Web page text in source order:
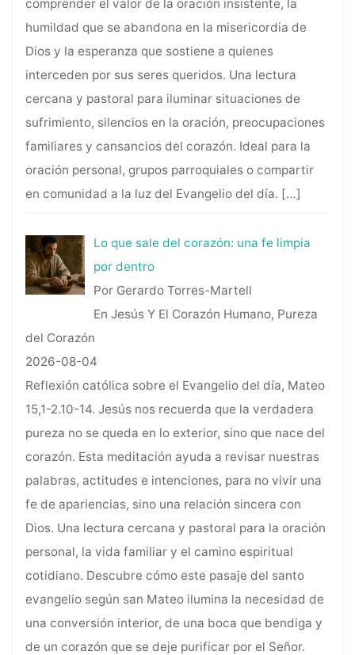
comprender el valor de la oración insistente, la
humildad que se abandona en la misericordia de
Dios y la esperanza que sostiene a quienes
interceden por sus seres queridos. Una lectura
cercana y pastoral para iluminar situaciones de
sufrimiento, silencios en la oración, preocupaciones
familiares y cansancios del corazón. Ideal para la
oración personal, grupos parroquiales o compartir
en comunidad a la luz del Evangelio del día. […]
Lo que sale del corazón: una fe limpia
por dentro
Por Gerardo Torres-Martell
En Jesús Y El Corazón Humano, Pureza
del Corazón
2026-08-04
Reflexión católica sobre el Evangelio del día, Mateo
15,1-2.10-14. Jesús nos recuerda que la verdadera
pureza no se queda en lo exterior, sino que nace del
corazón. Esta meditación ayuda a revisar nuestras
palabras, actitudes e intenciones, para no vivir una
fe de apariencias, sino una relación sincera con
Dios. Una lectura cercana y pastoral para la oración
personal, la vida familiar y el camino espiritual
cotidiano. Descubre cómo este pasaje del santo
evangelio según san Mateo ilumina la necesidad de
una conversión interior, de una boca que bendiga y
de un corazón que se deje purificar por el Señor.